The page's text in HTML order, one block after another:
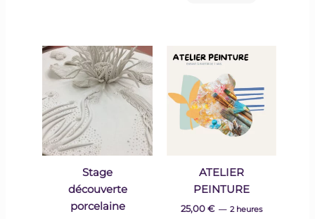
Stage
découverte
porcelaine
ATELIER
PEINTURE
25,00€ 2 heures